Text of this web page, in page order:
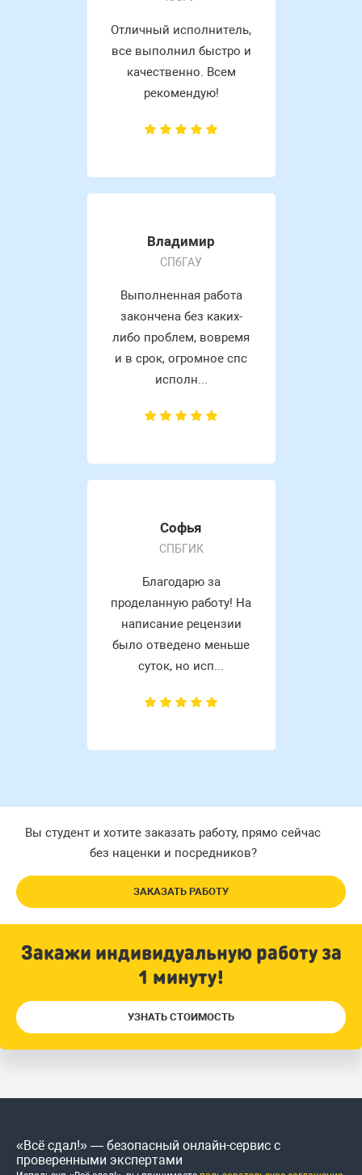
Отличный исполнитель,
все выполнил быстро и
качественно. Всем
рекомендую!
Владимир
СПбГАУ
Выполненная работа
закончена без каких-
либо проблем, вовремя
и в срок, огромное спс
исполн...
Софья
СПБГИК
Благодарю за
проделанную работу! На
написание рецензии
было отведено меньше
суток, но исп...
Вы студент и хотите заказать работу, прямо сейчас
без наценки и посредников?
ЗАКАЗАТЬ РАБОТУ
Закажи индивидуальную работу за
1 минуту!
УЗНАТЬ СТОИМОСТЬ
«Всё сдал!» — безопасный онлайн-сервис с
проверенными экспертами